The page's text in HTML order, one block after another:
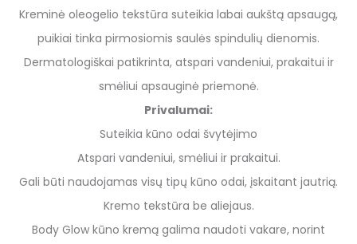
Kreminė oleogelio tekstūra suteikia labai aukštą apsaugą,
puikiai tinka pirmosiomis saulės spindulių dienomis.
Dermatologiškai patikrinta, atspari vandeniui, prakaitui ir
smėliui apsauginė priemonė.
Privalumai:
Suteikia kūno odai švytėjimo
Atspari vandeniui, smėliui ir prakaitui.
Gali būti naudojamas visų tipų kūno odai, įskaitant jautrią.
Kremo tekstūra be aliejaus.
Body Glow kūno kremą galima naudoti vakare, norint